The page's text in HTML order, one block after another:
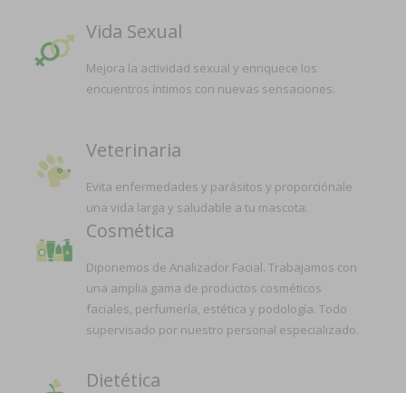
Vida Sexual
Mejora la actividad sexual y enriquece los
encuentros íntimos con nuevas sensaciones.
Veterinaria
Evita enfermedades y parásitos y proporciónale
una vida larga y saludable a tu mascota.
Cosmética
Diponemos de Analizador Facial. Trabajamos con
una amplia gama de productos cosméticos
faciales, perfumería, estética y podología. Todo
supervisado por nuestro personal especializado.
Dietética